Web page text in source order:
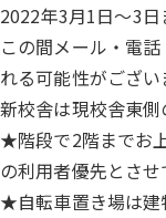
2022年3月1日～3日
この間メール・電
れる可能性がござい
新校舎は現校舎東側
★階段で2階までお
の利用者優先とさせ
★自転車置き場は建